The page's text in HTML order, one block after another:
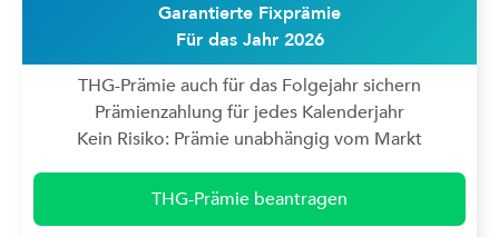
Garantierte Fixprämie
Für das Jahr 2026
THG-Prämie auch für das Folgejahr sichern
Prämienzahlung für jedes Kalenderjahr
Kein Risiko: Prämie unabhängig vom Markt
THG-Prämie beantragen